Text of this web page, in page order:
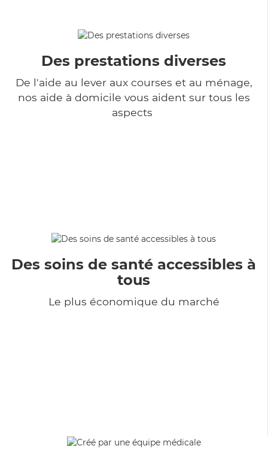
Des prestations diverses
De l'aide au lever aux courses et au ménage,
nos aide à domicile vous aident sur tous les
aspects
Des soins de santé accessibles à
tous
Le plus économique du marché